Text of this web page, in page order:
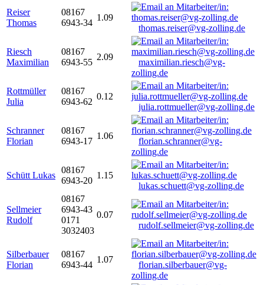
Reiser
Thomas
08167
6943-34
1.09
thomas.reiser@vg-zolling.de
Riesch
Maximilian
08167
6943-55
2.09
maximilian.riesch@vg-
zolling.de
Rottmüller
Julia
08167
6943-62
0.12
julia.rottmueller@vg-zolling.de
Schranner
Florian
08167
6943-17
1.06
florian.schranner@vg-
zolling.de
Schütt Lukas
08167
6943-20
1.15
lukas.schuett@vg-zolling.de
Sellmeier
Rudolf
08167
6943-43
0171
3032403
0.07
rudolf.sellmeier@vg-zolling.de
Silberbauer
Florian
08167
6943-44
1.07
florian.silberbauer@vg-
zolling.de